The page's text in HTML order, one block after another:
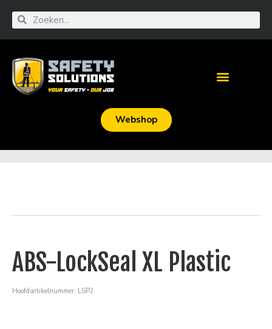
Webshop
ABS-LockSeal XL Plastic
Hoofdartikelnummer: LSP2